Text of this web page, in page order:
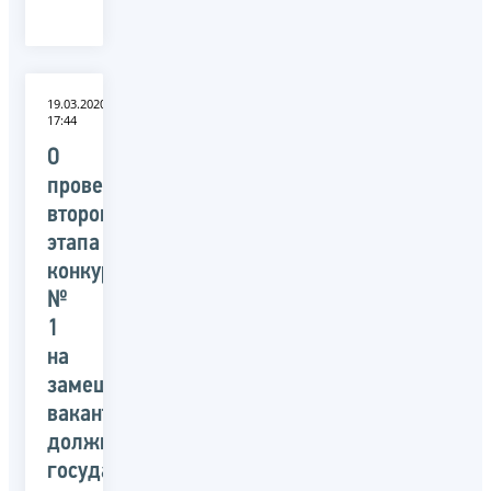
19.03.2020
17:44
О
проведении
второго
этапа
конкурса
№
1
на
замещение
вакантных
должностей
государственной